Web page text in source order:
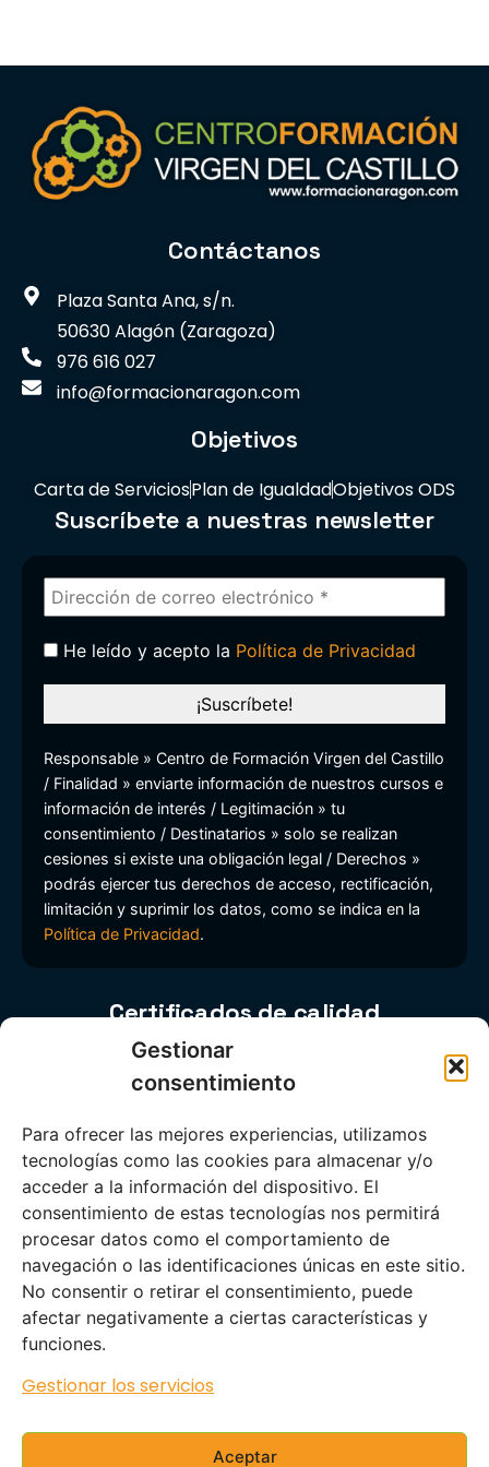
Gestionar
consentimiento
Para ofrecer las mejores experiencias, utilizamos
tecnologías como las cookies para almacenar y/o
acceder a la información del dispositivo. El
consentimiento de estas tecnologías nos permitirá
procesar datos como el comportamiento de
navegación o las identificaciones únicas en este sitio.
No consentir o retirar el consentimiento, puede
afectar negativamente a ciertas características y
funciones.
Gestionar los servicios
Aceptar
Contáctanos
Plaza Santa Ana, s/n.
50630 Alagón (Zaragoza)
976 616 027
info@formacionaragon.com
Objetivos
Carta de ServiciosPlan de IgualdadObjetivos ODS
Suscríbete a nuestras newsletter
He leído y acepto la Política de Privacidad
Responsable » Centro de Formación Virgen del Castillo
/ Finalidad » enviarte información de nuestros cursos e
información de interés / Legitimación » tu
consentimiento / Destinatarios » solo se realizan
cesiones si existe una obligación legal / Derechos »
podrás ejercer tus derechos de acceso, rectificación,
limitación y suprimir los datos, como se indica en la
Política de Privacidad.
Certificados de calidad
Información legal
Aviso Legal
Protección de
|Condiciones de Uso